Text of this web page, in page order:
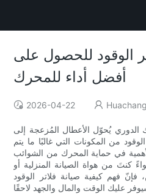
الوقود للحصول على
أفضل أداء للمحرك
2026-04-22
الدوري يُحوّل الأعطال المُزعجة إلى
من المكونات التي غالبًا ما يتم
في حماية المحرك من الشوائب
كنتَ من هواة الصيانة المنزلية أو
فإنّ فهم كيفية صيانة فلاتر الوقود